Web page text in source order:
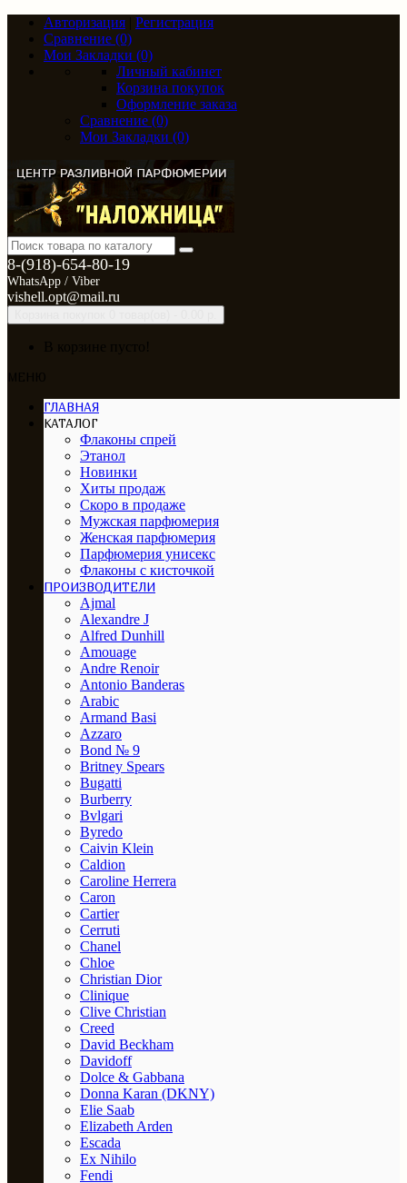
Авторизация
Регистрация
Сравнение (0)
Мои Закладки (0)
Личный кабинет
Корзина покупок
Оформление заказа
Сравнение (0)
Мои Закладки (0)
8-(918)-654-80-19
WhatsApp / Viber
vishell.opt@mail.ru
ГЛАВНАЯ
КАТАЛОГ
Флаконы спрей
Этанол
Новинки
Хиты продаж
Скоро в продаже
Мужская парфюмерия
Женская парфюмерия
Парфюмерия унисекс
Флаконы с кисточкой
ПРОИЗВОДИТЕЛИ
Ajmal
Alexandre J
Alfred Dunhill
Amouage
Andre Renoir
Antonio Banderas
Arabic
Armand Basi
Azzaro
Bond № 9
Britney Spears
Bugatti
Burberry
Bvlgari
Byredo
Caivin Klein
Caldion
Caroline Herrera
Caron
Cartier
Cerruti
Chanel
Chloe
Christian Dior
Clinique
Clive Christian
Creed
David Beckham
Davidoff
Dolce & Gabbana
Donna Karan (DKNY)
Elie Saab
Elizabeth Arden
Escada
Ex Nihilo
Fendi